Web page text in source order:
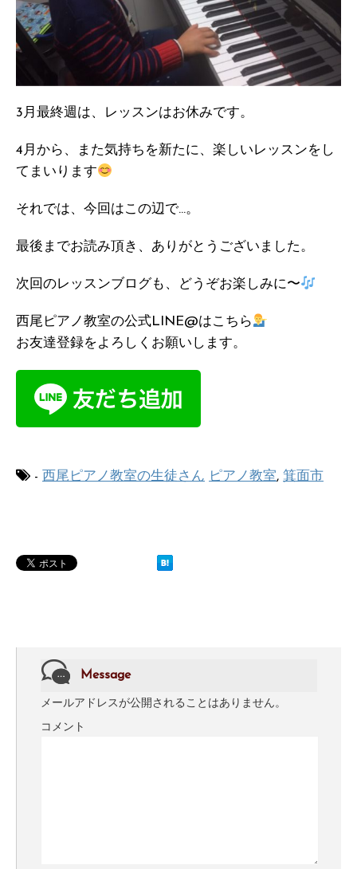
3月最終週は、レッスンはお休みです。
4月から、また気持ちを新たに、楽しいレッスンをし
てまいります
それでは、今回はこの辺で…。
最後までお読み頂き、ありがとうございました。
次回のレッスンブログも、どうぞお楽しみに〜
西尾ピアノ教室の公式LINE@はこちら
お友達登録をよろしくお願いします。
- 西尾ピアノ教室の生徒さん ピアノ教室, 箕面市
Message
メールアドレスが公開されることはありません。
コメント